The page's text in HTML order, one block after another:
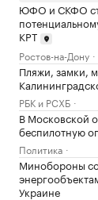
ЮФО и СКФО
КРТ
Ростов-на-Дону
Пляжи, замки,
РБК и РСХБ
В Московской
беспилотную
Политика
Минобороны
Украине